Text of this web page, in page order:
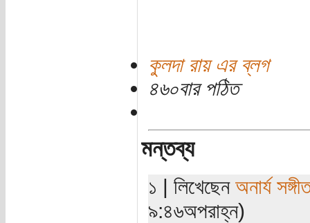
কুলদা রায় এর ব্লগ
৪৬০বার পঠিত
মন্তব্য
১ | লিখেছেন অনার্য
৯:৪৬অপরাহ্ন)